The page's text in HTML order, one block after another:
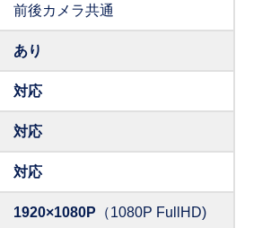
前後カメラ共通
あり
対応
対応
対応
1920×1080P （1080P FullHD)